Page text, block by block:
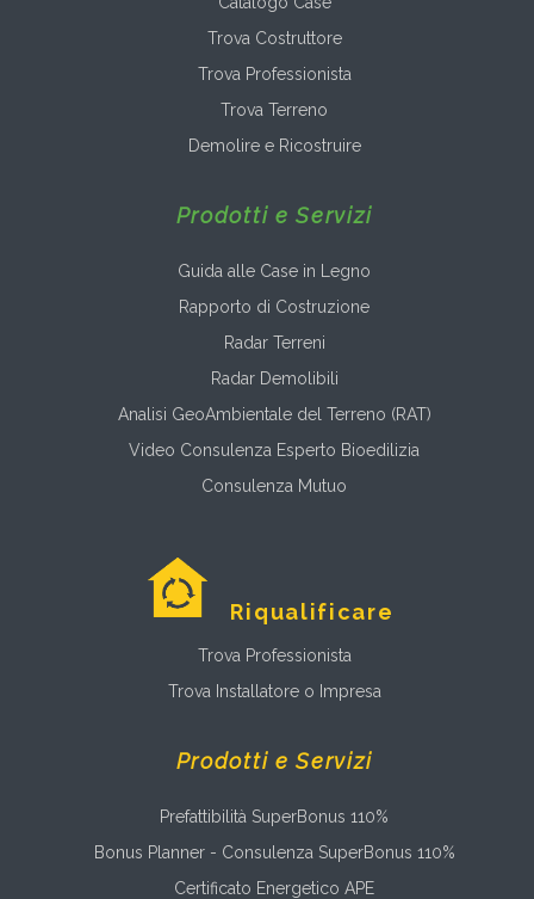
Trova Costruttore
Trova Professionista
Trova Terreno
Demolire e Ricostruire
Prodotti e Servizi
Guida alle Case in Legno
Rapporto di Costruzione
Radar Terreni
Radar Demolibili
Analisi GeoAmbientale del Terreno (RAT)
Video Consulenza Esperto Bioedilizia
Consulenza Mutuo
Riqualificare
Trova Professionista
Trova Installatore o Impresa
Prodotti e Servizi
Prefattibilità SuperBonus 110%
Bonus Planner - Consulenza SuperBonus 110%
Certificato Energetico APE